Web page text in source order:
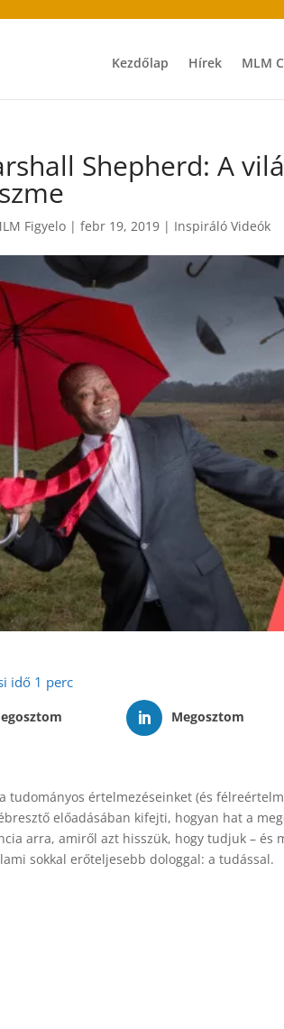
Kezdőlap Hírek MLM
Shepherd: A
Figyelo |febr 19, 2019 | Inspiráló Videók
Megosztom
tudományos értelmezéseinket (és
előadásában kifejti, hogyan hat a
arra, amiről azt hisszük, hogy tudjuk –
sokkal erőteljesebb dologgal: a tudással.